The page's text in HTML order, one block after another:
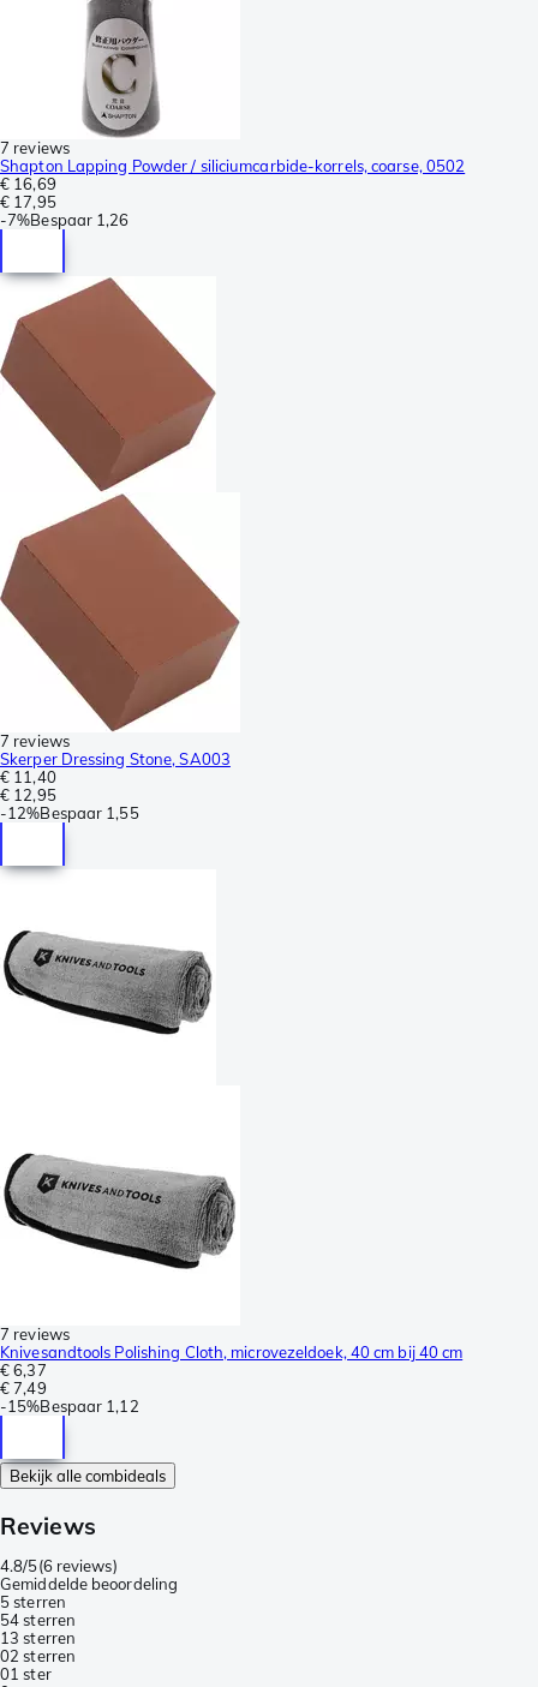
7 reviews
Shapton Lapping Powder / siliciumcarbide-korrels, coarse, 0502
€ 16,69
€ 17,95
-7%Bespaar 1,26
7 reviews
Skerper Dressing Stone, SA003
€ 11,40
€ 12,95
-12%Bespaar 1,55
7 reviews
Knivesandtools Polishing Cloth, microvezeldoek, 40 cm bij 40 cm
€ 6,37
€ 7,49
-15%Bespaar 1,12
Bekijk alle combideals
Reviews
4.8/5(6 reviews)
Gemiddelde beoordeling
5 sterren
54 sterren
13 sterren
02 sterren
01 ster